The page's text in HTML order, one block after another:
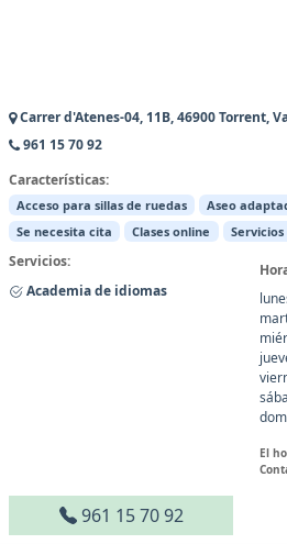
Carrer d'Atenes-04, 11B, 46900 Torrent,
961 15 70 92
Características:
Acceso para sillas de ruedas
Aseo
Se necesita cita
Clases online
Servicios:
Academia de idiomas
El
961 15 70 92